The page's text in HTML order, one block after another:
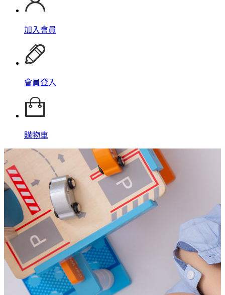
加入會員
會員登入
購物車